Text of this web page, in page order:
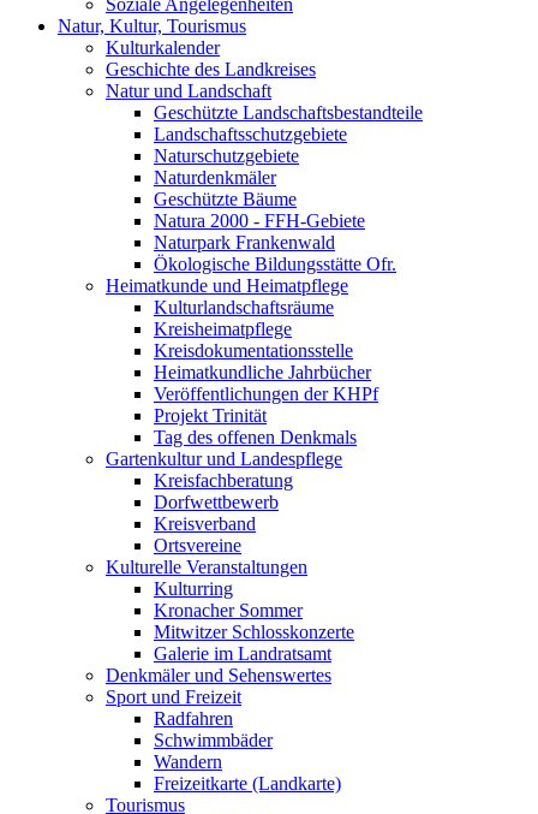
Soziale Angelegenheiten
Natur, Kultur, Tourismus
Kulturkalender
Geschichte des Landkreises
Natur und Landschaft
Geschützte Landschaftsbestandteile
Landschaftsschutzgebiete
Naturschutzgebiete
Naturdenkmäler
Geschützte Bäume
Natura 2000 - FFH-Gebiete
Naturpark Frankenwald
Ökologische Bildungsstätte Ofr.
Heimatkunde und Heimatpflege
Kulturlandschaftsräume
Kreisheimatpflege
Kreisdokumentationsstelle
Heimatkundliche Jahrbücher
Veröffentlichungen der KHPf
Projekt Trinität
Tag des offenen Denkmals
Gartenkultur und Landespflege
Kreisfachberatung
Dorfwettbewerb
Kreisverband
Ortsvereine
Kulturelle Veranstaltungen
Kulturring
Kronacher Sommer
Mitwitzer Schlosskonzerte
Galerie im Landratsamt
Denkmäler und Sehenswertes
Sport und Freizeit
Radfahren
Schwimmbäder
Wandern
Freizeitkarte (Landkarte)
Tourismus